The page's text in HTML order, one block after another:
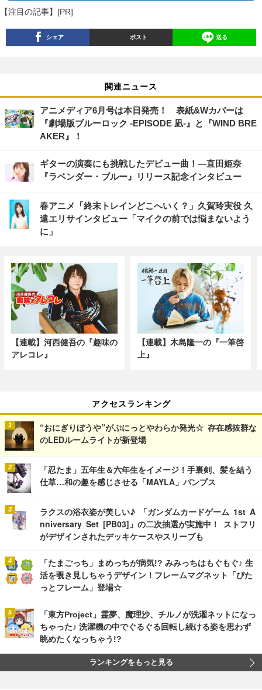
【注目の記事】[PR]
シェア ポスト 送る
関連ニュース
アニメディア6月号は本日発売！ 表紙&Wカバーは
『劇場版ブルーロック -EPISODE 凪-』と『WIND BRE
AKER』！
ギターの演奏にも挑戦したデビュー曲！―直田姫奈
『ラベンダー・ブルー』リリース記念インタビュー
春アニメ「終末トレインどこへいく？」久賀玲実役 久
遠エリサインタビュー「マイクの前では悩まないよう
に」
【連載】河西健吾の『趣味の
アレコレ』
【連載】木島隆一の『一筆啓
上』
アクセスランキング
“おにぎりぼうや”がぷにっとやわらか発光☆ 存在感抜群な
のLEDルームライトが新登場
「忍たま」五年生＆六年生をイメージ！手裏剣、髪を結う
仕草…和の趣を感じさせる「MAYLA」パンプス
ラクスの浴衣姿が美しい♪ 「ガンダムカードゲーム 1st A
nniversary Set [PB03]」の二次抽選が実施中！ ストフリ
がデザインされたデッキケースやスリーブも
「たまごっち」まめっちが病気!? みみっちはもぐもぐ♪ 生
活を覗き見しちゃうデザイン！フレームマグネット「ぴた
っとフレーム」登場☆
「東方Project」霊夢、魔理沙、チルノが洗濯ネットになっ
ちゃった♪ 洗濯機の中でぐるぐる回転し続ける姿を思わず
眺めたくなっちゃう!?
ランキングをもっと見る